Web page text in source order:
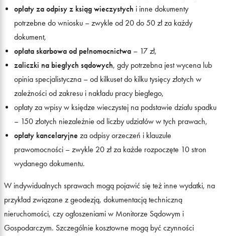
opłaty za odpisy z ksiąg wieczystych i inne dokumenty
potrzebne do wniosku – zwykle od 20 do 50 zł za każdy
dokument,
opłata skarbowa od pełnomocnictwa – 17 zł,
zaliczki na biegłych sądowych, gdy potrzebna jest wycena lub
opinia specjalistyczna – od kilkuset do kilku tysięcy złotych w
zależności od zakresu i nakładu pracy biegłego,
opłaty za wpisy w księdze wieczystej na podstawie działu spadku
– 150 złotych niezależnie od liczby udziałów w tych prawach,
opłaty kancelaryjne za odpisy orzeczeń i klauzule
prawomocności – zwykle 20 zł za każde rozpoczęte 10 stron
wydanego dokumentu.
W indywidualnych sprawach mogą pojawić się też inne wydatki, na
przykład związane z geodezją, dokumentacją techniczną
nieruchomości, czy ogłoszeniami w Monitorze Sądowym i
Gospodarczym. Szczególnie kosztowne mogą być czynności